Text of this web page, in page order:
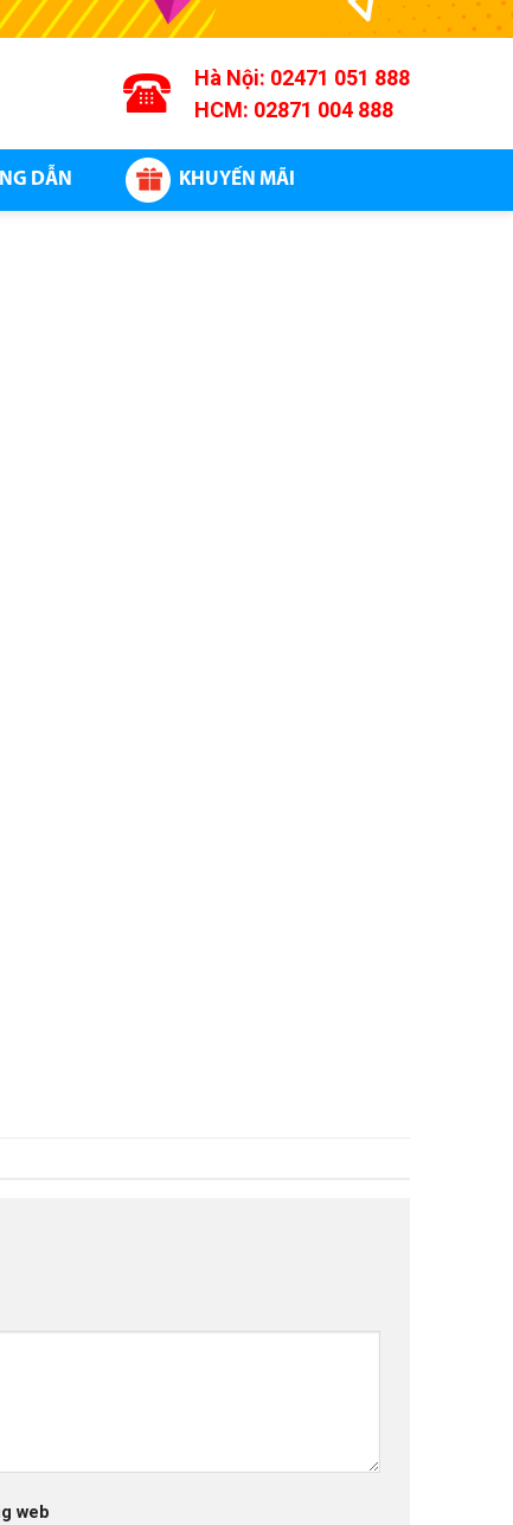
Hà Nội: 02471 051 888
HCM: 02871 004 888
DẪN KHUYẾN MÃI
web